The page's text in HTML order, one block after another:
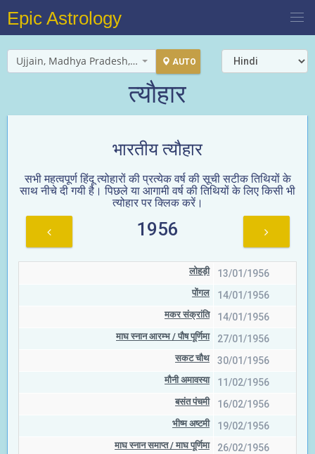
Epic Astrology
Ujjain, Madhya Pradesh, India AUTO
त्यौहार
भारतीय त्यौहार
सभी महत्वपूर्ण हिंदू त्योहारों की प्रत्येक वर्ष की सूची सटीक तिथियों के
साथ नीचे दी गयी है। पिछले या आगामी वर्ष की तिथियों के लिए किसी भी
त्योहार पर क्लिक करें।
1956
लोहड़ी 13/01/1956
पोंगल 14/01/1956
मकर संक्रांति 14/01/1956
माघ स्नान आरम्भ / पौष पूर्णिमा 27/01/1956
सकट चौथ 30/01/1956
मौनी अमावस्या 11/02/1956
बसंत पंचमी 16/02/1956
भीष्म अष्टमी 19/02/1956
माघ स्नान समाप्त / माघ पूर्णिमा 26/02/1956